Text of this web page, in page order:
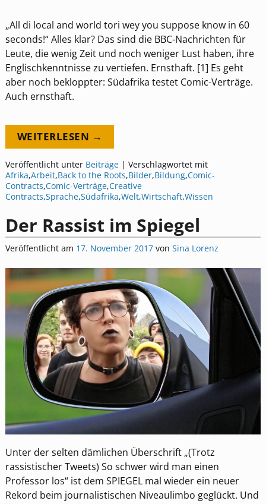
„All di local and world tori wey you suppose know in 60
seconds!“ Alles klar? Das sind die BBC-Nachrichten für
Leute, die wenig Zeit und noch weniger Lust haben, ihre
Englischkenntnisse zu vertiefen. Ernsthaft. [1] Es geht
aber noch bekloppter: Südafrika testet Comic-Verträge.
Auch ernsthaft.
WEITERLESEN →
Veröffentlicht unter Beiträge| Verschlagwortet mit
Afrika,Arbeit,Back to the Roots,Bilder,Bildung,Comic-
Contracts,Comic-Verträge,Creative
Contracts,Sprache,Südafrika,Welt,Wirtschaft,Wissen
Der Rassist im Spiegel
Veröffentlicht am 17. November 2017 von Sina Lorenz
Unter der selten dämlichen Überschrift „(Trotz
rassistischer Tweets) So schwer wird man einen
Professor los“ ist dem SPIEGEL mal wieder ein neuer
Rekord beim journalistischen Niveaulimbo geglückt. Und